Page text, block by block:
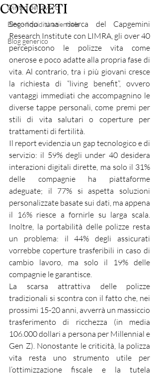
Diritto del lavoro
Blog - liquidità aziendale
Blog generico
CONCRETI
Secondo una ricerca del Capgemini
Research Institute con LIMRA, gli over 40
percepiscono le polizze vita come
onerose e poco adatte alla propria fase di
vita. Al contrario, tra i più giovani cresce
la richiesta di “living benefit”, ovvero
vantaggi immediati che accompagnino le
diverse tappe personali, come premi per
stili di vita salutari o coperture per
trattamenti di fertilità.
Il report evidenzia un gap tecnologico e di
servizio: il 59% degli under 40 desidera
interazioni digitali dirette, ma solo il 31%
delle compagnie ha piattaforme
adeguate; il 77% si aspetta soluzioni
personalizzate basate sui dati, ma appena
il 16% riesce a fornirle su larga scala.
Inoltre, la portabilità delle polizze resta
un problema: il 44% degli assicurati
vorrebbe coperture trasferibili in caso di
cambio lavoro, ma solo il 19% delle
compagnie le garantisce.
La scarsa attrattiva delle polizze
tradizionali si scontra con il fatto che, nei
prossimi 15-20 anni, avverrà un massiccio
trasferimento di ricchezza (in media
106.000 dollari a persona per Millennial e
Gen Z). Nonostante le criticità, la polizza
vita resta uno strumento utile per
l’ottimizzazione fiscale e la tutela